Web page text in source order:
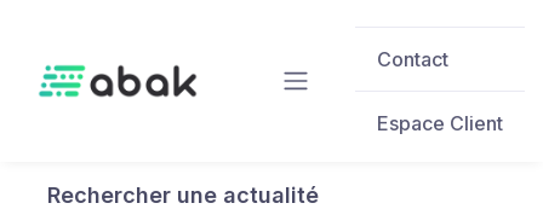
Contact
Espace Client
Rechercher une actualité